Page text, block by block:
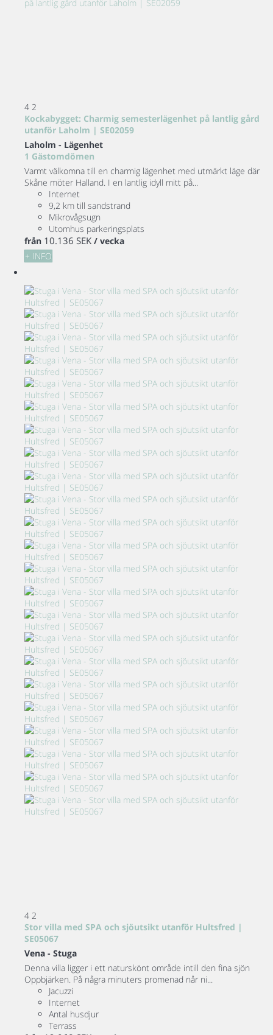
4 2
Kockabygget: Charmig semesterlägenhet på lantlig gård
utanför Laholm | SE02059
Laholm - Lägenhet
1 Gästomdömen
Varmt välkomna till en charmig lägenhet med utmärkt läge där
Skåne möter Halland. I en lantlig idyll mitt på...
Internet
9,2 km till sandstrand
Mikrovågsugn
Utomhus parkeringsplats
från 10.136 SEK / vecka
+ INFO
4 2
Stor villa med SPA och sjöutsikt utanför Hultsfred |
SE05067
Vena - Stuga
Denna villa ligger i ett naturskönt område intill den fina sjön
Oppbjärken. På några minuters promenad når ni...
Jacuzzi
Internet
Antal husdjur
Terrass